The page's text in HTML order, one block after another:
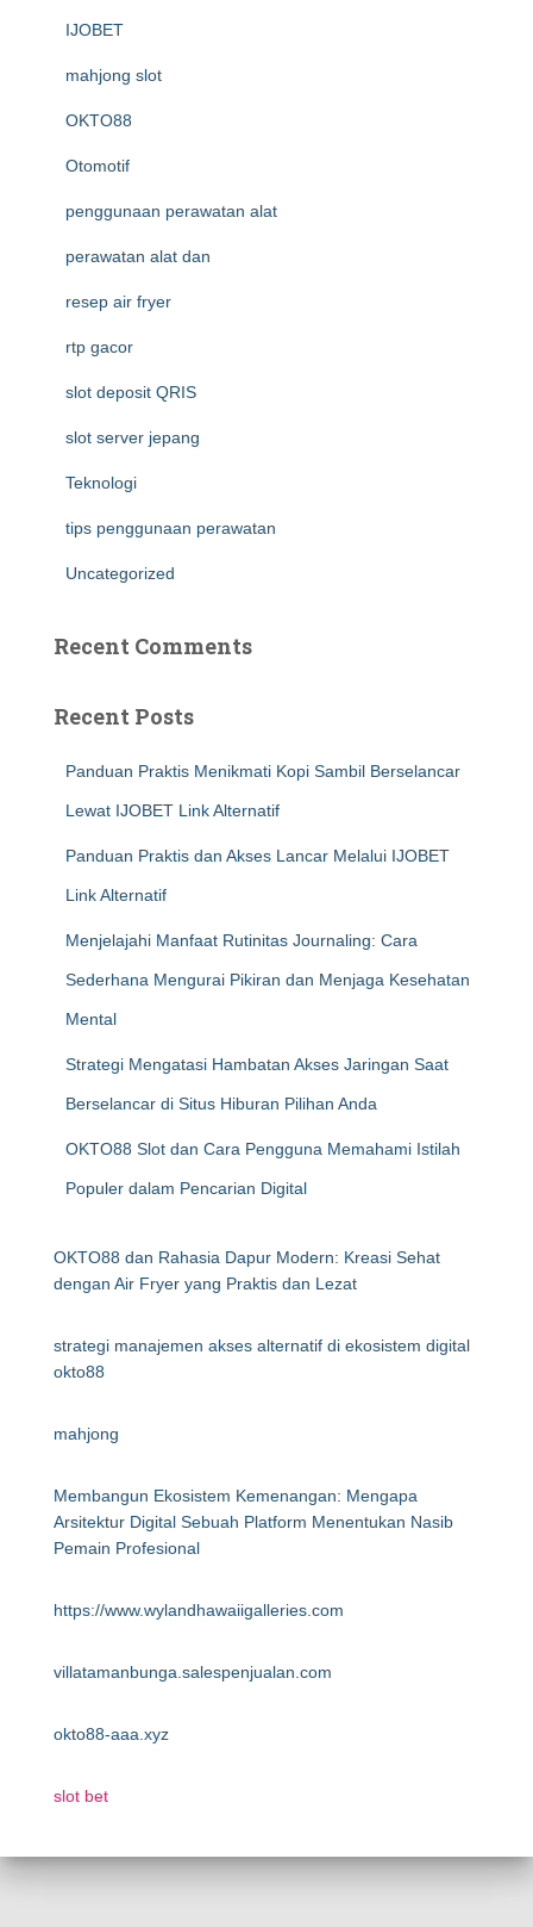
IJOBET
mahjong slot
OKTO88
Otomotif
penggunaan perawatan alat
perawatan alat dan
resep air fryer
rtp gacor
slot deposit QRIS
slot server jepang
Teknologi
tips penggunaan perawatan
Uncategorized
Recent Comments
Recent Posts
Panduan Praktis Menikmati Kopi Sambil Berselancar
Lewat IJOBET Link Alternatif
Panduan Praktis dan Akses Lancar Melalui IJOBET
Link Alternatif
Menjelajahi Manfaat Rutinitas Journaling: Cara
Sederhana Mengurai Pikiran dan Menjaga Kesehatan
Mental
Strategi Mengatasi Hambatan Akses Jaringan Saat
Berselancar di Situs Hiburan Pilihan Anda
OKTO88 Slot dan Cara Pengguna Memahami Istilah
Populer dalam Pencarian Digital
OKTO88 dan Rahasia Dapur Modern: Kreasi Sehat
dengan Air Fryer yang Praktis dan Lezat
strategi manajemen akses alternatif di ekosistem digital
okto88
mahjong
Membangun Ekosistem Kemenangan: Mengapa
Arsitektur Digital Sebuah Platform Menentukan Nasib
Pemain Profesional
https://www.wylandhawaiigalleries.com
villatamanbunga.salespenjualan.com
okto88-aaa.xyz
slot bet